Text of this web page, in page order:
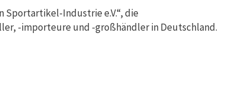
Sportartikel-Industrie e.V.“, die
-importeure und -großhändler in Deutschland.